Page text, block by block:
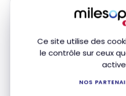
Ce site utilise des
le contrôle sur ceux
NOS
Carte Visa
Jusqu'à 20
Aucuns